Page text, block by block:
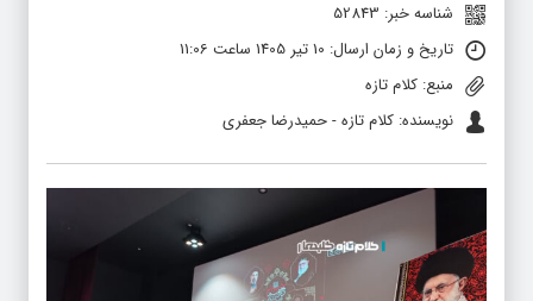
شناسه خبر: 52843
تاریخ و زمان ارسال: 10 تیر 1405 ساعت 11:06
منبع: کلام تازه
نویسنده: کلام تازه - حمیدرضا جعفری